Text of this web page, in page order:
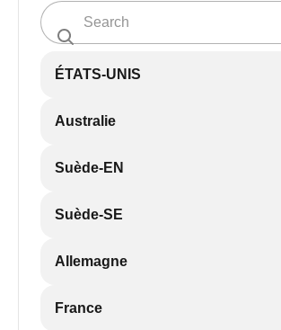
ÉTATS-UNIS
Australie
Suède-EN
Suède-SE
Allemagne
France